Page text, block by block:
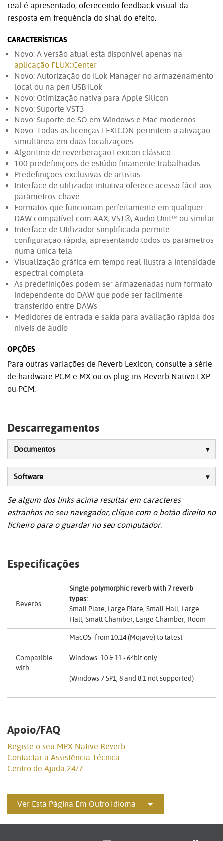
real é apresentado, oferecendo feedback visual da
resposta em frequência do sinal do efeito.
CARACTERÍSTICAS
Novo: A versão atual está disponível apenas na
aplicação FLUX::Center
Novo: Autorização do iLok Manager no armazenamento
local ou na pen USB iLok
Novo: Otimização nativa para Apple Silicon
Novo: Suporte VST3
Novo: Suporte de SO em Windows e Mac modernos
Novo: Todas as licenças LEXICON permitem a ativação
simultânea em duas localizações
Algoritmo de reverberação Lexicon clássico
100 predefinições de estúdio finamente trabalhadas
Predefinições exclusivas de artistas
Interface de utilizador intuitiva oferece acesso fácil aos
parâmetros-chave
Formatos que funcionam perfeitamente em qualquer
DAW compatível com AAX, VST®, Audio Unit™ ou similar
Interface de Utilizador simplificada permite
configuração rápida, apresentando todos os parâmetros
numa única tela
Visualização gráfica em tempo real ilustra a intensidade
espectral completa
As predefinições podem ser armazenadas num formato
independente do DAW que pode ser facilmente
transferido entre DAWs
Medidores de entrada e saída para avaliação rápida dos
níveis de áudio
OPÇÕES
Para outras variações de Reverb Lexicon, consulte a série
de hardware PCM e MX ou os plug-ins Reverb Nativo LXP
ou PCM.
Descarregamentos
Documentos
Software
Se algum dos links acima resultar em caracteres
estranhos no seu navegador, clique com o botão direito no
ficheiro para o guardar no seu computador.
Especificações
Reverbs
Single polymorphic reverb with 7 reverb
types:
Small Plate, Large Plate, Small Hall, Large
Hall, Small Chamber, Large Chamber, Room
Compatible
with
MacOS from 10.14 (Mojave) to latest
Windows 10 & 11 - 64bit only
(Windows 7 SP1, 8 and 8.1 not supported)
Apoio/FAQ
Registe o seu MPX Native Reverb
Contactar a Assistência Técnica
Centro de Ajuda 24/7
Ver Esta Página Em Outro Idioma